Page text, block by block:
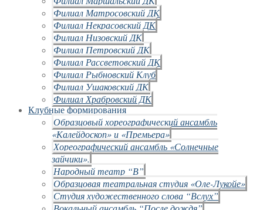
Филиал Матросовский ДК
Филиал Некрасовский ДК
Филиал Низовский ДК
Филиал Петровский ДК
Филиал Рассветовский ДК
Филиал Рыбновский Клуб
Филиал Ушаковский ДК
Филиал Храбровский ДК
Клубные формирования
Образцовый хореографический ансамбль
«Калейдоскоп» и «Премьера»
Хореографический ансамбль «Солнечные
зайчики».
Народный театр “В”
Образцовая театральная студия «Оле-Лукойе»
Студия художественного слова “Вслух”